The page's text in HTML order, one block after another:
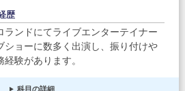
歴
ランドにてライブエンターテイナー
ショーに数多く出演し、振り付けや
験があります。
科目の詳細